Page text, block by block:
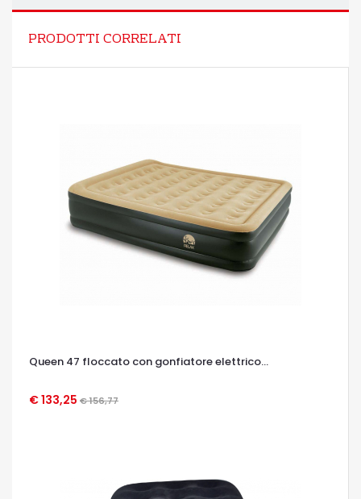
PRODOTTI CORRELATI
Queen 47 floccato con gonfiatore elettrico...
€ 133,25 € 156,77
OCCHIATA VELOCE